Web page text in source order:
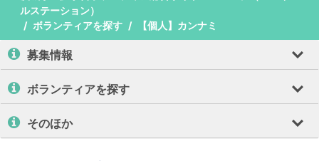
ルステーション）
ボランティアを探す
【個人】カンナミ
募集情報
ボランティアを探す
そのほか